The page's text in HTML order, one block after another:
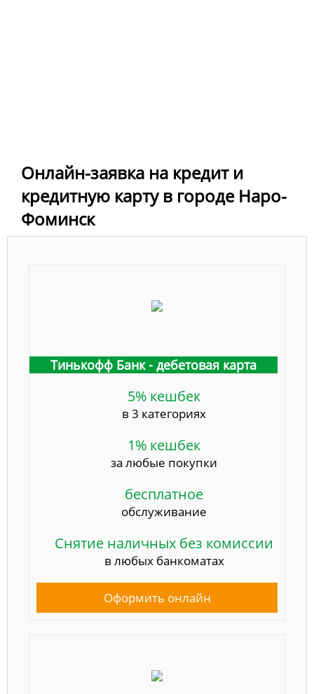
Онлайн-заявка на кредит и
кредитную карту в городе Наро-
Фоминск
Тинькофф Банк - дебетовая карта
5% кешбек
в 3 категориях
1% кешбек
за любые покупки
бесплатное
обслуживание
Снятие наличных без комиссии
в любых банкоматах
Оформить онлайн